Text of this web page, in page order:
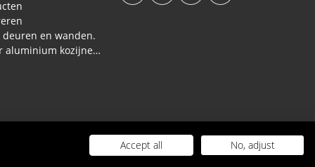
deuren en wanden.
Reparatieproducten voor aluminium kozijnen, profielen
Accept all No, adjust